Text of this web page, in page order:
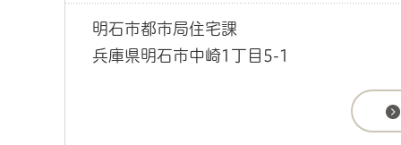
明石市都市局住宅課
兵庫県明石市中崎1丁目5-1